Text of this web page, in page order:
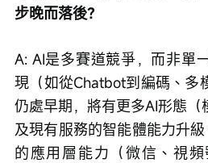
步晚而落後？
A: AI是多賽道競爭，而非單
現（如從Chatbot到編碼、多
仍處早期，將有更多AI形態（
及現有服務的智能體能力升
的應用層能力（微信、視